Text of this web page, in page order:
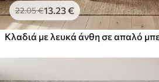
22.05€13 .23€